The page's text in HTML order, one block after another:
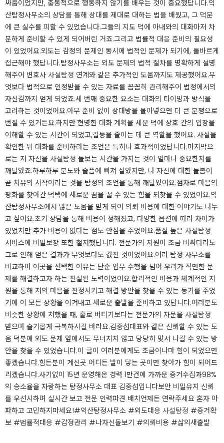
싸움이었지만, 충동적으로 행동하지 않기를 배우는 것이 중요했답니다.익
산탐정사무소의 상담을 통해 상대를 제대로 대하는 법을 배웠고, 그 덕분
에 큰 실수를 피할 수 있었습니다.그들의 지도 덕에 아내와의 대화마저 차
분하게 준비할 수 있게 되어버린 거죠.그리고 법률적 대응 준비의 필요성
이 있었어요.외도는 감정의 문제인 동시에 법적인 문제가 되기에, 올바르게
접근해야 했답니다.탐정사무소는 외도 문제의 법적 절차를 명확하게 설명
해주어 변호사 사설탐정 연계와 같은 추가적인 도움까지도 제공했어요.무
엇보다 법적으로 인정받을 수 있는 자료를 꼼꼼히 관리해주어 법정에서의
자신감까지 얻게 되었죠.세 번째 중요한 요소는 대화의 타이밍과 방식을
고려하는 것이었어요.아무 준비 없이 상대방을 몰아넣으면 더 큰 분쟁으로
번질 수 있거든요.하지만 현명한 대화 계획을 세운 덕에 상호 간의 입장을
이해할 수 있는 시간이 되었고,갈등을 줄이는 데 큰 역할을 했어요. 사실을
확인한 뒤 대화를 준비하라는 조언은 특히나 효과적이었답니다.마지막으
로는 저 자신을 사설탐정 돌보는 시간을 가지는 것이 얼마나 중요한지를
깨달았죠.하루하루 분노와 슬픔에 빠져 살았지만, 나 자신에 대한 돌봄이
곧 치유의 시작이라는 것을 탐정의 조언을 통해 깨달았어요.점차로 마음의
평화를 찾아간 덕택에 새로운 꿈을 꿀 수 있는 힘을 되찾을 수 있었어요.익
산탐정사무소에서 많은 도움을 받게 되어 의뢰 비용에 대한 이야기도 나누
고 싶어요.초기 상담을 통해 비용이 정해졌고, 다양한 옵션에 따라 차이가
있었지만 추가 비용이 없다는 점도 안심을 주었어요.품질 높은 사설탐정
서비스에 비밀보장 또한 철저했답니다. 전문가의 지원이 조금 비싸더라도
그로 인해 얻은 결과가 무엇보다도 값진 것이었어요.여러 탐정 사무소를
비교하며 이곳을 선택한 이유는 단순 업무 수행을 넘어 우리가 직면한 문
제를 해결하고자 하는 진실된 노력이었어요.합리적인 비용과 체계적인 지
원을 통해 저의 마음을 진정시키고 해결 방안을 찾을 수 있는 동기를 주었
기에 이 모든 상황을 이겨내고 새로운 출발을 준비하고 있답니다.여러분도
비슷한 상황에 처했을 때, 홀로 버티기보다는 전문가의 자문을 사설탐정
받으며 슬기롭게 극복하시길 바라요.김중섭대표와 같은 신뢰할 수 있는 도
움 덕분에 외도 문제 앞에서도 무너지지 않고 당당히 맞서 나갈 수 있는 방
안을 찾을 수 있었습니다.이 글이 여러분에게도 조금이나마 힘이 되었으면
좋겠습니다.​힘든분이 계신곳 어디든 발이 닿는 곳이면 찾아가 힘이 되어드
리겠습니다.사기없이 15년 운영해온 경력 1만건에 가까운 증거수집과98%
의 승소율을 자랑하는 탐정사무소 대표 김중섭입니다보안 비밀유지 신뢰
를 우선시하며 실시간 보고 전문 인력파견 배치언제든 연락주세요 혼자 아
파하고 고민하지마세요!​#익산탐정사무소 #외도대응 사설탐정 #증거확
보 #법률적대응 #감정관리 #나자신돌보기 #의뢰비용 #삶의새출발